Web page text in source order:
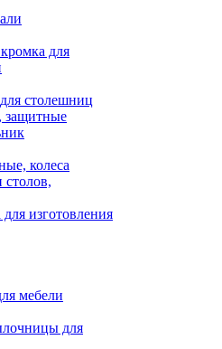
для
столешниц
защитные
колеса
изготовления
мебели
для